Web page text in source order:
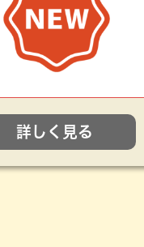
詳しく見る